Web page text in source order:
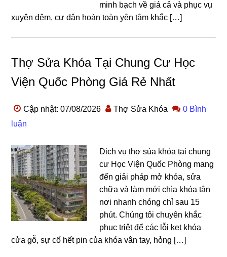
minh bạch về giá cả và phục vụ
xuyên đêm, cư dân hoàn toàn yên tâm khắc […]
Thợ Sửa Khóa Tại Chung Cư Học
Viện Quốc Phòng Giá Rẻ Nhất
Cập nhật: 07/08/2026 Thợ Sửa Khóa
0 Bình
luận
Dịch vụ thợ sủa khóa tại chung
cư Học Viện Quốc Phòng mang
đến giải pháp mở khóa, sửa
chữa và làm mới chìa khóa tận
nơi nhanh chóng chỉ sau 15
phút. Chúng tôi chuyên khắc
phục triệt để các lỗi kẹt khóa
cửa gỗ, sự cố hết pin của khóa vân tay, hỏng […]